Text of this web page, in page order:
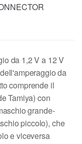
da 1,2 V a 12 V
da
comprende il
Tamiya) con
grande-
piccolo), che
e viceversa